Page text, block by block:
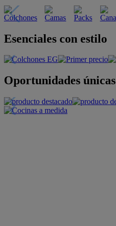
Esenciales con estilo
Oportunidades únicas